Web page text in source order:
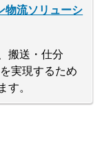
物流ソリューシ
搬送・仕分
実現するため
す。